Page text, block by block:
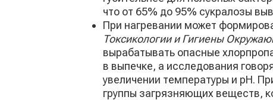
что от 65% до 95% сукралозы
При нагревании может
Токсикологии и Гигиены
вырабатывать опасные
в выпечке, а исследования
увеличении температуры и рН.
группы загрязняющих веществ,